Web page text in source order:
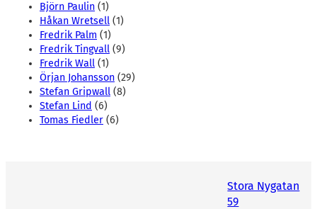
Björn Paulin (1)
Håkan Wretsell (1)
Fredrik Palm (1)
Fredrik Tingvall (9)
Fredrik Wall (1)
Örjan Johansson (29)
Stefan Gripwall (8)
Stefan Lind (6)
Tomas Fiedler (6)
Stora Nygatan
59